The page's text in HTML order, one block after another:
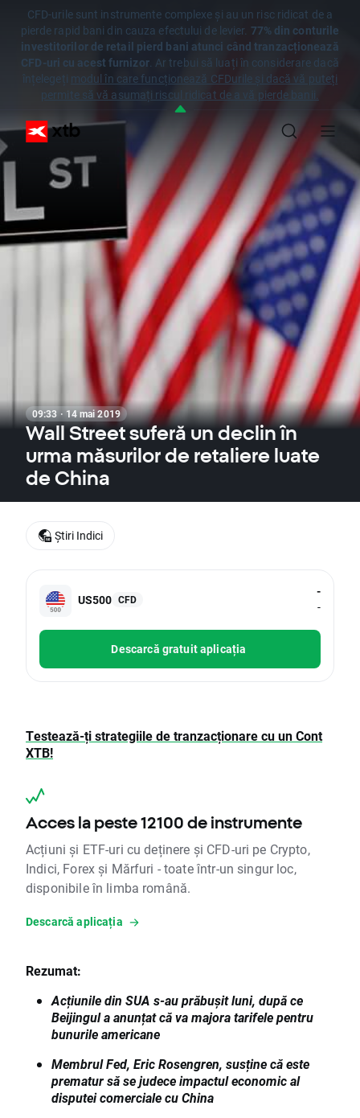
CFD-urile sunt instrumente complexe și au un risc ridicat de a
pierde rapid bani din cauza efectului de levier. 77% din conturile
investitorilor de retail pierd bani atunci când tranzacționează
CFD-uri cu acest furnizor. Ar trebui să luați în considerare dacă
înțelegeți modul în care funcționează CFDurile și dacă vă puteți
permite să vă asumați riscul ridicat de a vă pierde banii.
09:33 · 14 mai 2019
Wall Street suferă un declin în
urma măsurilor de retaliere luate
de China
US500 CFD
-
-
Descarcă gratuit aplicația
Testează-ți strategiile de tranzacționare cu un Cont
XTB!
Acces la peste 12100 de instrumente
Acțiuni și ETF-uri cu deținere și CFD-uri pe Crypto,
Indici, Forex și Mărfuri - toate într-un singur loc,
disponibile în limba română.
Descarcă aplicația
Rezumat:
Acțiunile din SUA s-au prăbușit luni, după ce
Beijingul a anunțat că va majora tarifele pentru
bunurile americane
Membrul Fed, Eric Rosengren, susține că este
prematur să se judece impactul economic al
disputei comerciale cu China
Știri Indici